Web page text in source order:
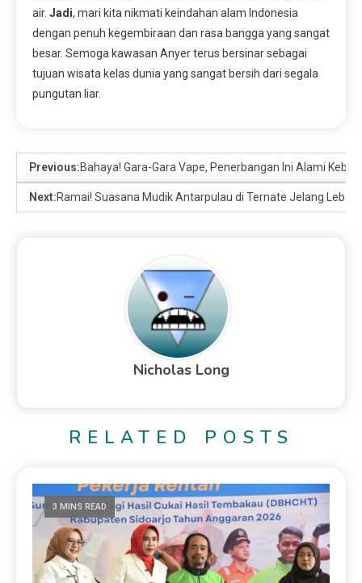
air. Jadi, mari kita nikmati keindahan alam Indonesia
dengan penuh kegembiraan dan rasa bangga yang sangat
besar. Semoga kawasan Anyer terus bersinar sebagai
tujuan wisata kelas dunia yang sangat bersih dari segala
pungutan liar.
Previous:Bahaya! Gara-Gara Vape, Penerbangan Ini Alami
Next:Ramai! Suasana Mudik Antarpulau di Ternate Jelang
Nicholas Long
RELATED POSTS
3 MINS READ